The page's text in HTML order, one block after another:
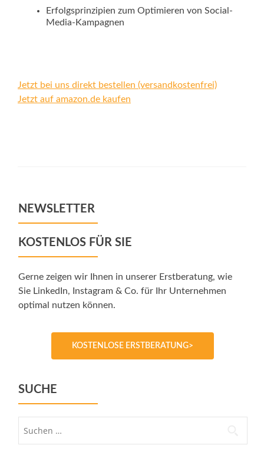
Erfolgsprinzipien zum Optimieren von Social-
Media-Kampagnen
Jetzt bei uns direkt bestellen (versandkostenfrei)
Jetzt auf amazon.de kaufen
NEWSLETTER
KOSTENLOS FÜR SIE
Gerne zeigen wir Ihnen in unserer Erstberatung, wie
Sie LinkedIn, Instagram & Co. für Ihr Unternehmen
optimal nutzen können.
KOSTENLOSE ERSTBERATUNG>
SUCHE